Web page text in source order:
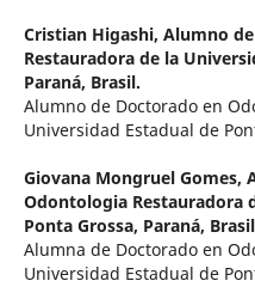
Cristian Higashi, Alumno
Restauradora de la
Paraná, Brasil.
Alumno de Doctorado en
Universidad Estadual de
Giovana Mongruel Gomes,
Odontologia Restauradora
Ponta Grossa, Paraná,
Alumna de Doctorado en
Universidad Estadual de